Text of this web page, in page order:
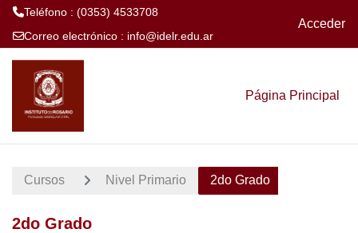
Teléfono : (0353) 4533708
Correo electrónico : info@idelr.edu.ar
Acceder
Página Principal
Cursos Nivel Primario 2do Grado
2do Grado